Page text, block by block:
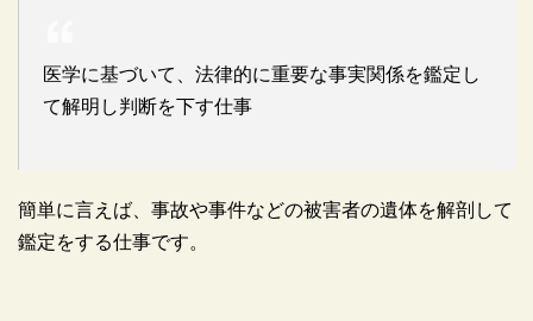
医学に基づいて、法律的に重要な事実関係を鑑定し
て解明し判断を下す仕事
簡単に言えば、事故や事件などの被害者の遺体を解剖して
鑑定をする仕事です。